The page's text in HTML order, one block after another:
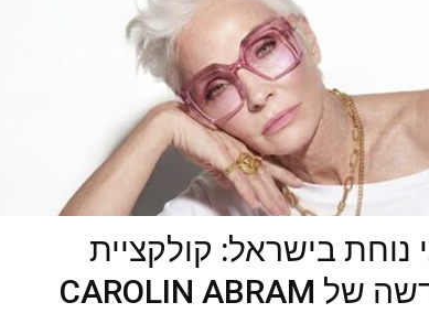
נוחת בישראל: קולקציית
המשקפיים החדשה של CAROLIN ABRAM